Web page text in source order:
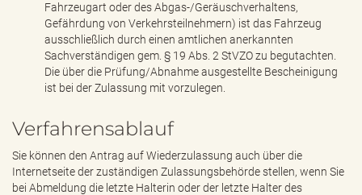
Fahrzeugart oder des Abgas-/Geräuschverhaltens,
Gefährdung von Verkehrsteilnehmern) ist das Fahrzeug
ausschließlich durch einen amtlichen anerkannten
Sachverständigen gem. § 19 Abs. 2 StVZO zu begutachten.
Die über die Prüfung/Abnahme ausgestellte Bescheinigung
ist bei der Zulassung mit vorzulegen.
Verfahrensablauf
Sie können den Antrag auf Wiederzulassung auch über die
Internetseite der zuständigen Zulassungsbehörde stellen, wenn Sie
bei Abmeldung die letzte Halterin oder der letzte Halter des